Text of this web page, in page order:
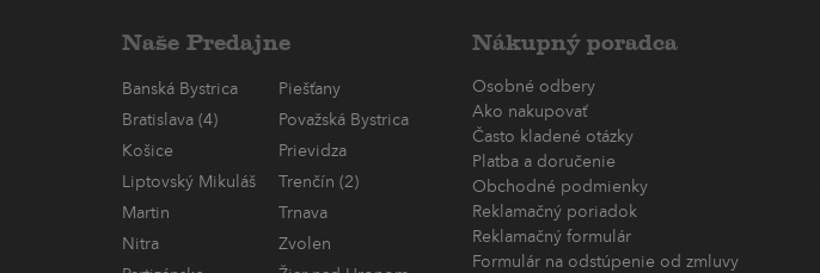
Naše Predajne
Banská Bystrica
Piešťany
Bratislava (4)
Považská Bystrica
Košice
Prievidza
Liptovský Mikuláš
Trenčín (2)
Martin
Trnava
Nitra
Zvolen
Nákupný poradca
Osobné odbery
Ako nakupovať
Často kladené otázky
Platba a doručenie
Obchodné podmienky
Reklamačný poriadok
Reklamačný formulár
Formulár na odstúpenie od zmluvy